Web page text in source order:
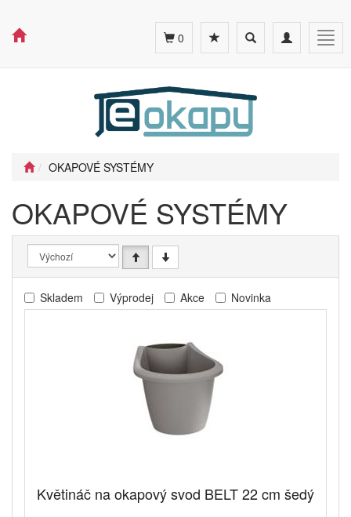
Toggle
navigation
Toggle
search
0
OKAPOVÉ SYSTÉMY
OKAPOVÉ SYSTÉMY
Skladem Výprodej Akce Novinka
Květináč na okapový svod BELT 22 cm šedý